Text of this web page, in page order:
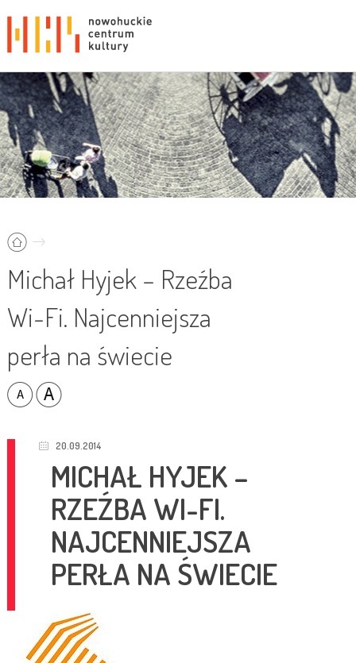
Michał Hyjek – Rzeźba
Wi-Fi. Najcenniejsza
perła na świecie
20.09.2014
MICHAŁ HYJEK –
RZEŹBA WI-FI.
NAJCENNIEJSZA
PERŁA NA ŚWIECIE